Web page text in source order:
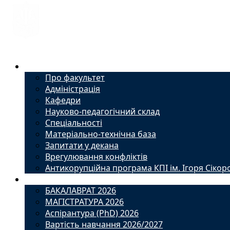
Про факультет
Адміністрація
Кафедри
Науково-педагогічний склад
Спеціальності
Матеріально-технічна база
Запитати у декана
Врегулювання конфліктів
Антикорупційна програма КПІ ім. Ігоря
БАКАЛАВРАТ 2026
МАГІСТРАТУРА 2026
Аспірантура (PhD) 2026
Вартість навчання 2026/2027